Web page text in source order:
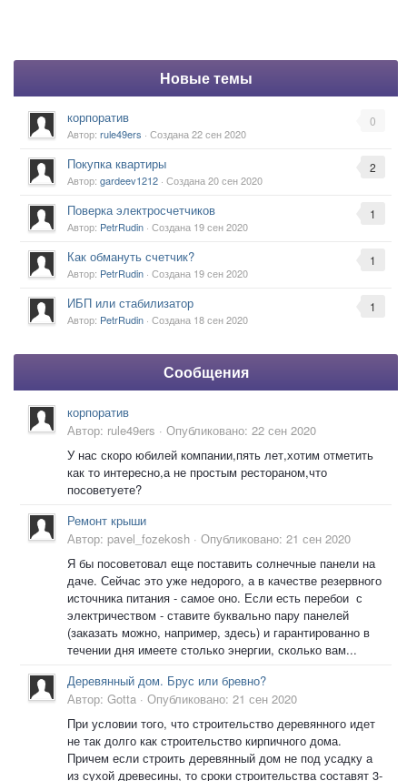
Новые темы
0
корпоратив
Автор: rule49ers · Создана22 сен 2020
2
Покупка квартиры
Автор: gardeev1212 · Создана20 сен 2020
1
Поверка электросчетчиков
Автор: PetrRudin · Создана 19 сен 2020
1
Как обмануть счетчик?
Автор: PetrRudin · Создана 19 сен 2020
1
ИБП или стабилизатор
Автор: PetrRudin · Создана 18 сен 2020
Сообщения
корпоратив
Автор: rule49ers · Опубликовано: 22 сен 2020
У нас скоро юбилей компании,пять лет,хотим отметить
как то интересно,а не простым рестораном,что
посоветуете?
Ремонт крыши
Автор: pavel_fozekosh · Опубликовано: 21 сен 2020
Я бы посоветовал еще поставить солнечные панели на
даче. Сейчас это уже недорого, а в качестве резервного
источника питания - самое оно. Если есть перебои с
электричеством - ставите буквально пару панелей
(заказать можно, например, здесь) и гарантированно в
течении дня имеете столько энергии, сколько вам...
Деревянный дом. Брус или бревно?
Автор: Gotta · Опубликовано: 21 сен 2020
При условии того, что строительство деревянного идет
не так долго как строительство кирпичного дома.
Причем если строить деревянный дом не под усадку а
из сухой древесины, то сроки строительства составят 3-